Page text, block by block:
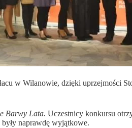
w Wilanowie, dzięki uprzejmości
Barwy Lata. Uczestnicy konkursu
naprawdę wyjątkowe.